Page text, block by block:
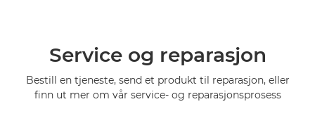
Service og reparasjon
Bestill en tjeneste, send et produkt til reparasjon, eller
finn ut mer om vår service- og reparasjonsprosess